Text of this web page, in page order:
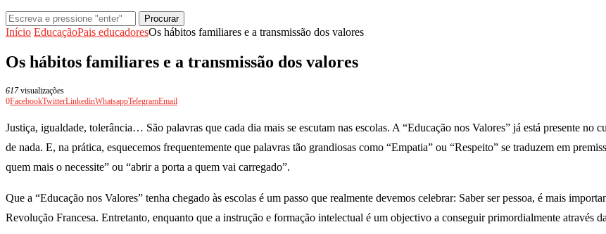
Procurar
Início EducaçãoPais educadoresOs hábitos familiares e a transmissão dos valores
Os hábitos familiares e a transmissão dos valores
617visualizações
0FacebookTwitterLinkedinWhatsappTelegramEmail
Justiça, igualdade, tolerância… São palavras que cada dia mais se escutam nas escolas. A “Educação nos Valores” já está presente
de nada. E, na prática, esquecemos frequentemente que palavras tão grandiosas como “Empatia” ou “Respeito” se traduzem em
quem mais o necessite” ou “abrir a porta a quem vai carregado”.
Que a “Educação nos Valores” tenha chegado às escolas é um passo que realmente devemos celebrar: Saber ser pessoa, é mais
Revolução Francesa. Entretanto, enquanto que a instrução e formação intelectual é um objectivo a conseguir primordialmente através